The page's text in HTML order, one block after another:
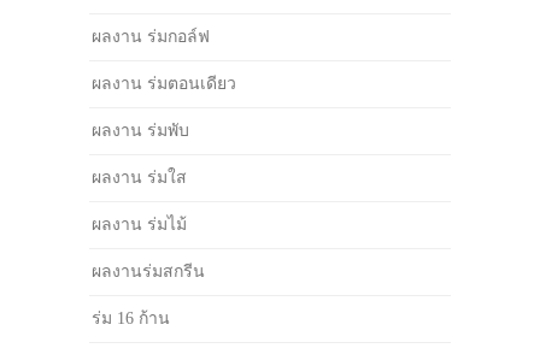
ผลงาน ร่มกอล์ฟ
ผลงาน ร่มตอนเดียว
ผลงาน ร่มพับ
ผลงาน ร่มใส
ผลงาน ร่มไม้
ผลงานร่มสกรีน
ร่ม 16 ก้าน